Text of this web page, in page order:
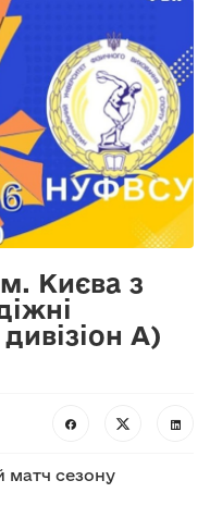
Києва з
А)
сезону